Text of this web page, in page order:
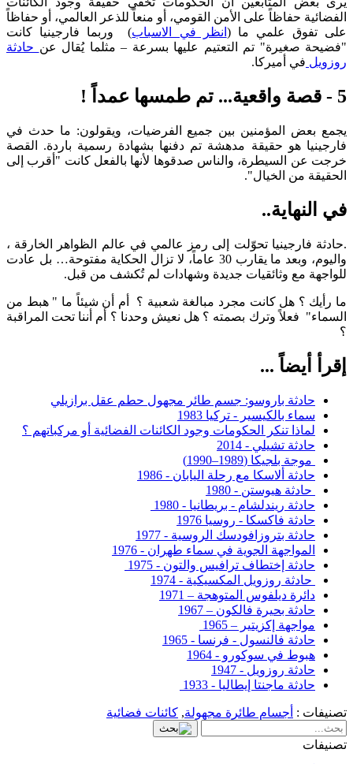
الفضائية حفاظاً على الأمن القومي، أو منعاً للذعر العالمي، أو حفاظاً
على تفوق علمي ما ( انظر في الاسباب) وربما فارجينيا كانت
"فضيحة صغيرة" تم التعتيم عليها بسرعة – مثلما يُقال عن حادثة
روزويل في أميركا.
5 - قصة واقعية... تم طمسها عمداً !
يجمع بعض المؤمنين بين جميع الفرضيات، ويقولون: ما حدث في
فارجينيا هو حقيقة مدهشة تم دفنها بشهادة رسمية باردة. القصة
خرجت عن السيطرة، والناس صدقوها لأنها بالفعل كانت "أقرب إلى
الحقيقة من الخيال".
في النهاية..
.حادثة فارجينيا تحوّلت إلى رمز عالمي في عالم الظواهر الخارقة ،
واليوم، وبعد ما يقارب 30 عاماً، لا تزال الحكاية مفتوحة… بل عادت
للواجهة مع وثائقيات جديدة وشهادات لم تُكشف من قبل.
ما رأيك ؟ هل كانت مجرد مبالغة شعبية ؟ أم أن شيئاً ما " هبط من
السماء" فعلاً وترك بصمته ؟ هل نعيش وحدنا ؟ أم أننا تحت المراقبة
؟
إقرأ أيضاً ...
حادثة باروسو: جسم طائر مجهول حطم عقل برازيلي
سماء بالكيسير - تركيا 1983
لماذا تنكر الحكومات وجود الكائنات الفضائية أو مركباتهم ؟
حادثة تشيلي - 2014
موجة بلجيكا (1989–1990)
حادثة ألاسكا مع رحلة اليابان - 1986
حادثة هيوستن - 1980
حادثة ريندلشام - بريطانيا - 1980
حادثة فاكسكا - روسيا 1976
حادثة بتروزافودسك الروسية - 1977
المواجهة الجوية في سماء طهران - 1976
حادثة إختطاف ترافيس والتون - 1975
حادثة روزويل المكسيكية - 1974
دائرة ديلفوس المتوهجة – 1971
حادثة بحيرة فالكون – 1967
مواجهة إكزيتير – 1965
حادثة فالنسول - فرنسا - 1965
هبوط في سوكورو - 1964
حادثة روزويل - 1947
حادثة ماجنتا إيطاليا - 1933
تصنيفات : أجسام طائرة مجهولة, كائنات فضائية
تصنيفات